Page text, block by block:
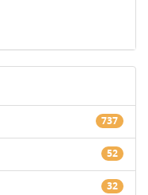
737
52
32